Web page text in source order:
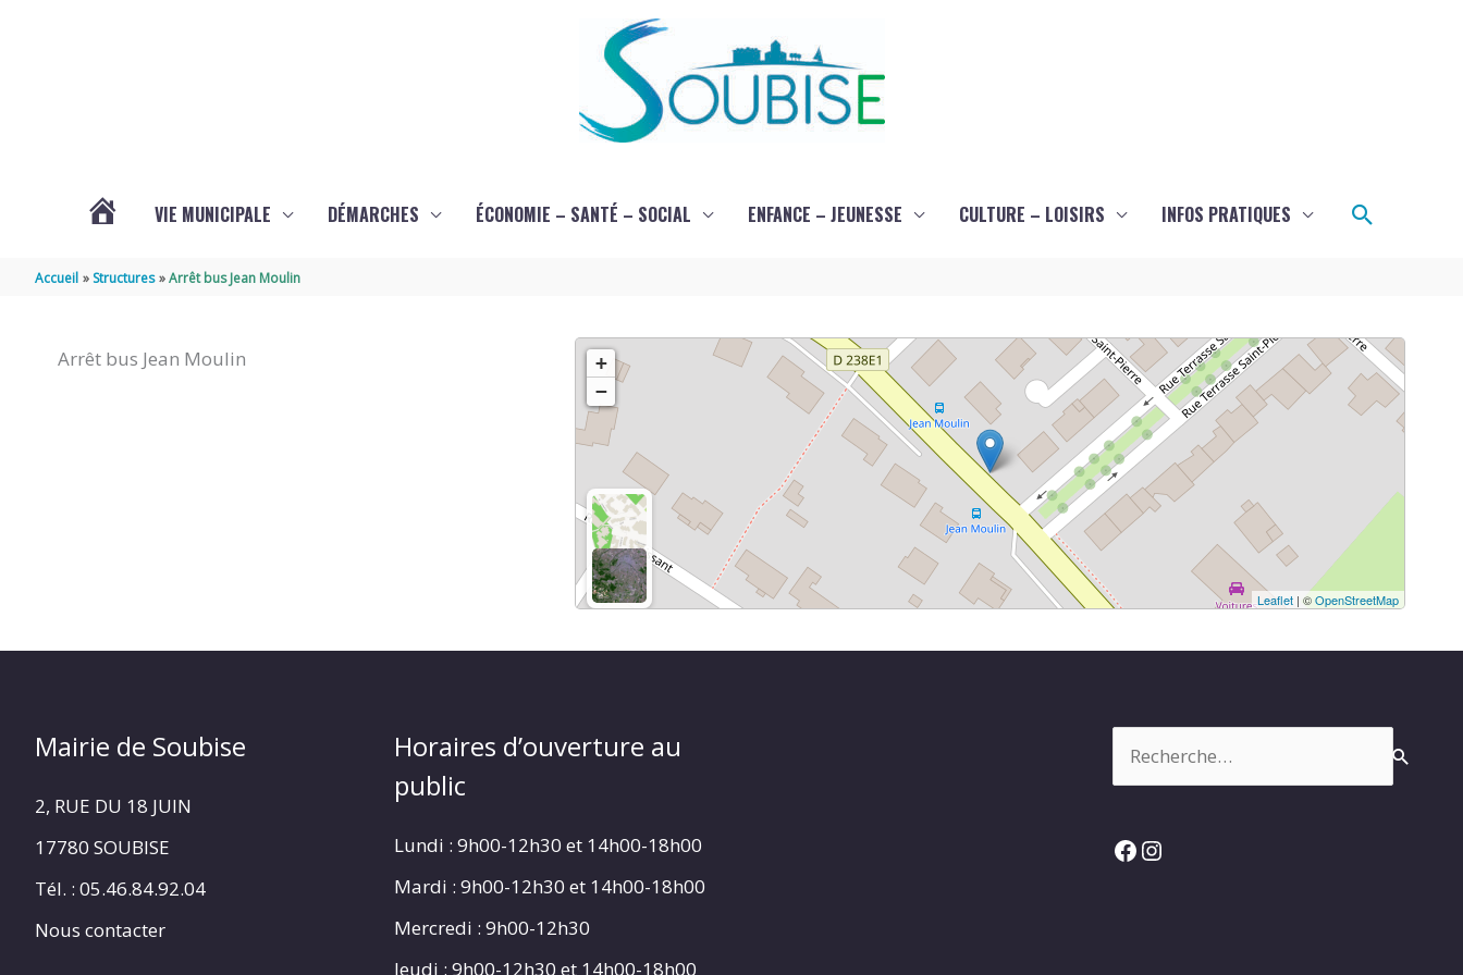
VIE MUNICIPALE DÉMARCHES ÉCONOMIE – SANTÉ – SOCIAL ENFANCE – JEUNESSE CULTURE – LOISIRS INFOS PRATIQUES
Accueil Structures Arrêt bus Jean Moulin
Arrêt bus Jean Moulin
+
−
Leaflet| ©OpenStreetMap
Mairie de Soubise
2, RUE DU 18 JUIN
17780 SOUBISE
Tél. : 05.46.84.92.04
Nous contacter
Horaires d’ouverture au
public
Lundi : 9h00-12h30 et 14h00-18h00
Mardi : 9h00-12h30 et 14h00-18h00
Mercredi : 9h00-12h30
Jeudi : 9h00-12h30 et 14h00-18h00
Facebook
Instagram